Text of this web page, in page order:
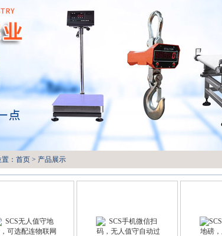
： 首页 > 产品展示